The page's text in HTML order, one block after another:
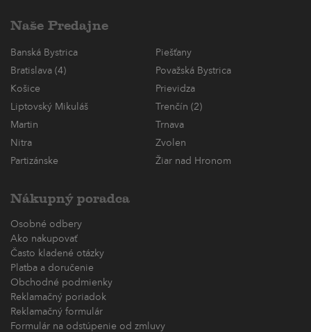
Naše Predajne
Banská Bystrica
Piešťany
Bratislava (4)
Považská Bystrica
Košice
Prievidza
Liptovský Mikuláš
Trenčín (2)
Martin
Trnava
Nitra
Zvolen
Partizánske
Žiar nad Hronom
Nákupný poradca
Osobné odbery
Ako nakupovať
Často kladené otázky
Platba a doručenie
Obchodné podmienky
Reklamačný poriadok
Reklamačný formulár
Formulár na odstúpenie od zmluvy